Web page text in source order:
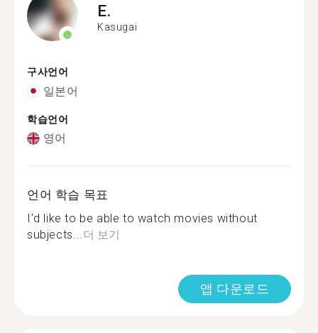
E.
Kasugai
구사언어
일본어
학습언어
영어
언어 학습 목표
I’d like to be able to watch movies without
subjects...더 보기
앱 다운로드